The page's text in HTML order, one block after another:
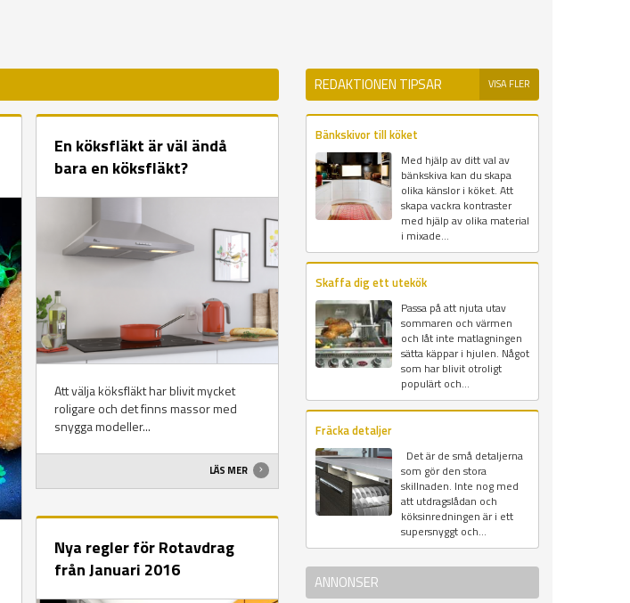
En köksfläkt är väl ändå
bara en köksfläkt?
Att välja köksfläkt har blivit mycket
roligare och det finns massor med
snygga modeller...
LÄS MER
Nya regler för Rotavdrag
från Januari 2016
REDAKTIONEN TIPSAR VISA FLER
Bänkskivor till köket
Med hjälp av ditt val av
bänkskiva kan du skapa
olika känslor i köket. Att
skapa vackra kontraster
med hjälp av olika material
i mixade...
Skaffa dig ett utekök
Passa på att njuta utav
sommaren och värmen
och låt inte matlagningen
sätta käppar i hjulen. Något
som har blivit otroligt
populärt och...
Fräcka detaljer
Det är de små detaljerna
som gör den stora
skillnaden. Inte nog med
att utdragslådan och
köksinredningen är i ett
supersnyggt och...
ANNONSER